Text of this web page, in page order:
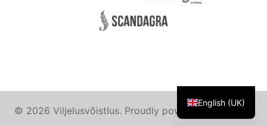
© 2026 Viljelusvõistlus. Proudly powered by Sydney
English (UK)